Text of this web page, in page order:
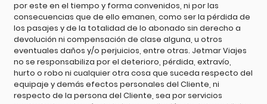
por este en el tiempo y forma convenidos, ni por las
consecuencias que de ello emanen, como ser la pérdida de
los pasajes y de la totalidad de lo abonado sin derecho a
devolución ni compensación de clase alguna, u otros
eventuales daños y/o perjuicios, entre otras. Jetmar Viajes
no se responsabiliza por el deterioro, pérdida, extravío,
hurto o robo ni cualquier otra cosa que suceda respecto del
equipaje y demás efectos personales del Cliente, ni
respecto de la persona del Cliente, sea por servicios